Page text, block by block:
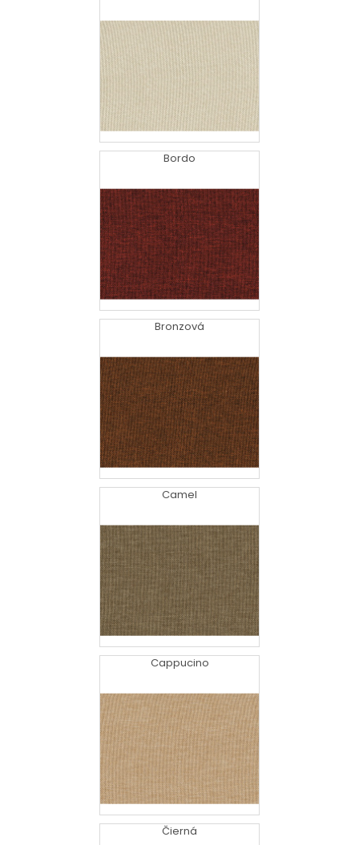
Bordo
Bronzová
Camel
Cappucino
Čierná